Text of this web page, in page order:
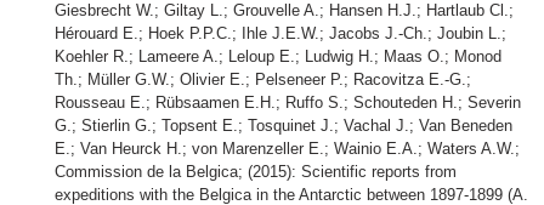
Giesbrecht W.; Giltay L.; Grouvelle A.; Hansen H.J.; Hartlaub Cl.;
Hérouard E.; Hoek P.P.C.; Ihle J.E.W.; Jacobs J.-Ch.; Joubin L.;
Koehler R.; Lameere A.; Leloup E.; Ludwig H.; Maas O.; Monod
Th.; Müller G.W.; Olivier E.; Pelseneer P.; Racovitza E.-G.;
Rousseau E.; Rübsaamen E.H.; Ruffo S.; Schouteden H.; Severin
G.; Stierlin G.; Topsent E.; Tosquinet J.; Vachal J.; Van Beneden
E.; Van Heurck H.; von Marenzeller E.; Wainio E.A.; Waters A.W.;
Commission de la Belgica; (2015): Scientific reports from
expeditions with the Belgica in the Antarctic between 1897-1899 (A.